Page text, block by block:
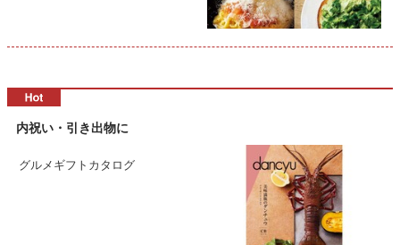
内祝い・引き出物に
グルメギフトカタログ